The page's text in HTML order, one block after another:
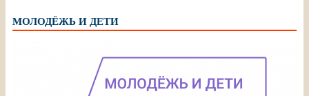
МОЛОДЁЖЬ И ДЕТИ